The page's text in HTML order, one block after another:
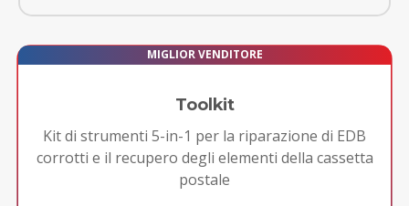
MIGLIOR VENDITORE
Toolkit
Kit di strumenti 5-in-1 per la riparazione di EDB
corrotti e il recupero degli elementi della cassetta
postale